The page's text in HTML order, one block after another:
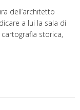
dell’architetto
a lui la sala di
storica,